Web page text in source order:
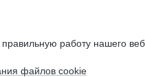
работу нашего
файлов cookie